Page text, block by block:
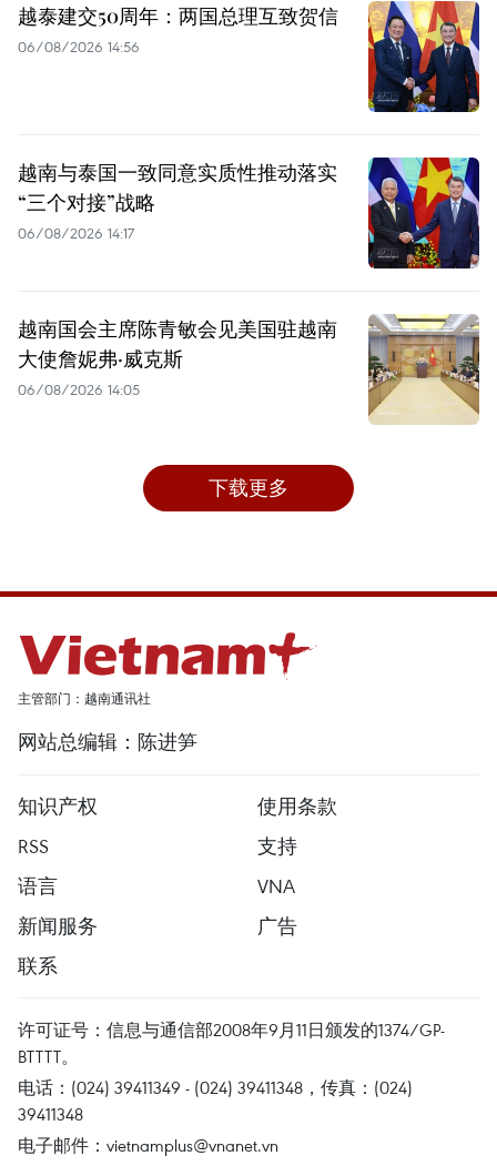
越泰建交50周年：两国总理互致贺信
06/08/2026 14:56
越南与泰国一致同意实质性推动落实
“三个对接”战略
06/08/2026 14:17
越南国会主席陈青敏会见美国驻越南
大使詹妮弗·威克斯
06/08/2026 14:05
下载更多
主管部门：越南通讯社
网站总编辑：陈进笋
知识产权
使用条款
RSS
支持
语言
VNA
新闻服务
广告
联系
许可证号：信息与通信部2008年9月11日颁发的1374/GP-
BTTTT。
电话：(024) 39411349 - (024) 39411348，传真：(024)
39411348
电子邮件： vietnamplus@vnanet.vn